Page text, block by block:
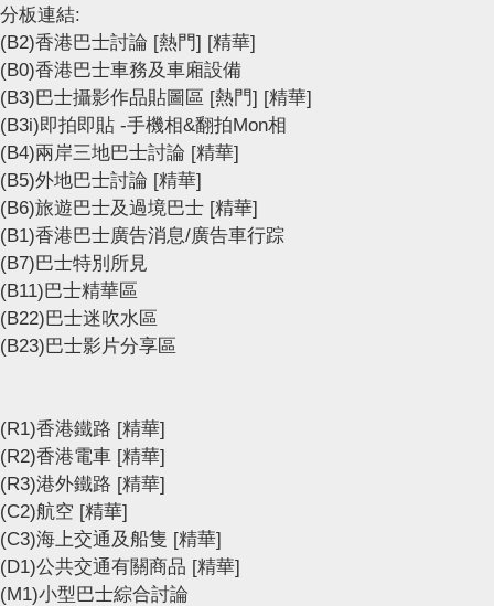
分板連結:
(B2)香港巴士討論 [熱門] [精華]
(B0)香港巴士車務及車廂設備
(B3)巴士攝影作品貼圖區 [熱門] [精華]
(B3i)即拍即貼 -手機相&翻拍Mon相
(B4)兩岸三地巴士討論 [精華]
(B5)外地巴士討論 [精華]
(B6)旅遊巴士及過境巴士 [精華]
(B1)香港巴士廣告消息/廣告車行踪
(B7)巴士特別所見
(B11)巴士精華區
(B22)巴士迷吹水區
(B23)巴士影片分享區
(R1)香港鐵路 [精華]
(R2)香港電車 [精華]
(R3)港外鐵路 [精華]
(C2)航空 [精華]
(C3)海上交通及船隻 [精華]
(D1)公共交通有關商品 [精華]
(M1)小型巴士綜合討論